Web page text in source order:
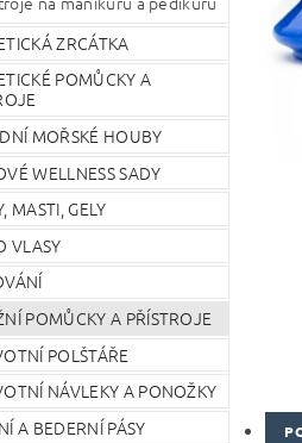
ZRCÁTKA
POMŮCKY A
MOŘSKÉ HOUBY
WELLNESS SADY
MASTI, GELY
VLASY
POMŮCKY A PŘÍSTROJE
POLŠTÁŘE
NÁVLEKY A PONOŽKY
A BEDERNÍ PÁSY